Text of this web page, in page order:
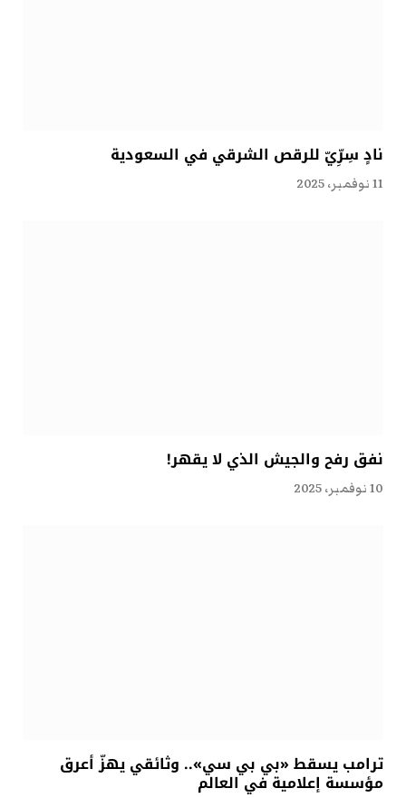
نادٍ سِرِّيّ للرقص الشرقي في السعودية
11 نوفمبر، 2025
نفق رفح والجيش الذي لا يقهر!
10 نوفمبر، 2025
ترامب يسقط «بي بي سي».. وثائقي يهزّ أعرق
مؤسسة إعلامية في العالم